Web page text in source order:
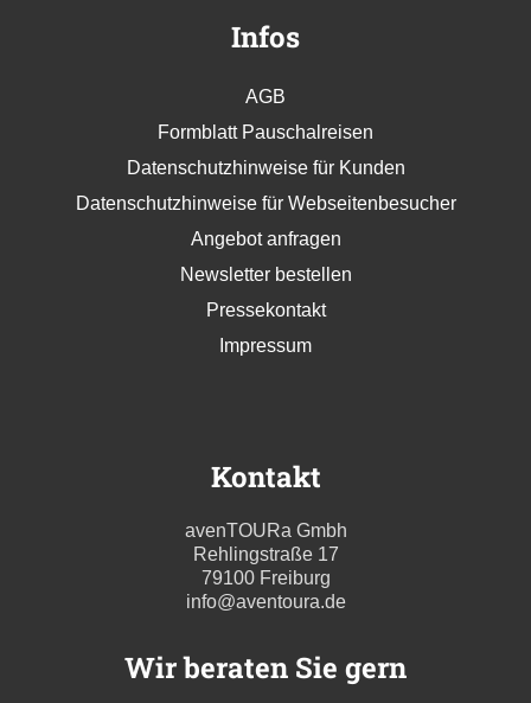
Infos
AGB
Formblatt Pauschalreisen
Datenschutzhinweise für Kunden
Datenschutzhinweise für Webseitenbesucher
Angebot anfragen
Newsletter bestellen
Pressekontakt
Impressum
Kontakt
avenTOURa Gmbh
Rehlingstraße 17
79100 Freiburg
info@aventoura.de
Wir beraten Sie gern